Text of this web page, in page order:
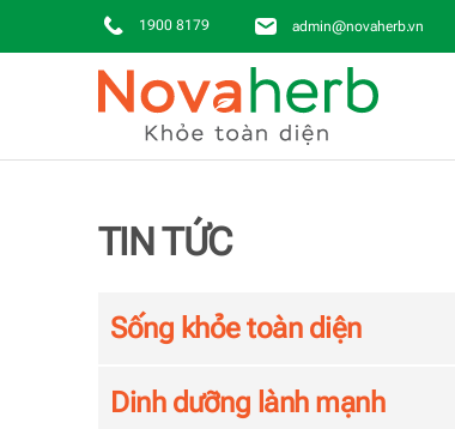
Skip to main content
1900 8179 admin@novaherb.vn
TIN TỨC
Sống khỏe toàn diện
Dinh dưỡng lành mạnh